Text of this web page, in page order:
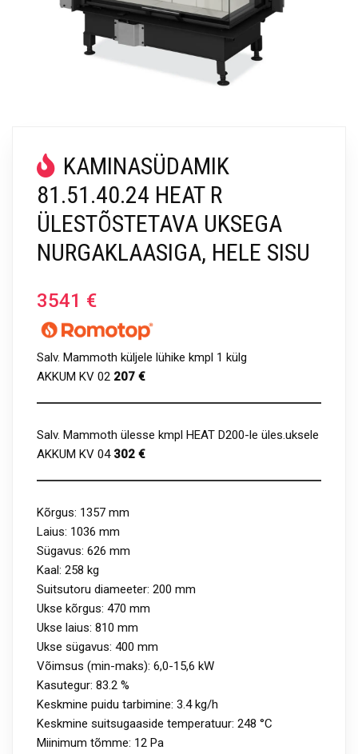
KAMINASÜDAMIK
81.51.40.24 HEAT R
ÜLESTÕSTETAVA UKSEGA
NURGAKLAASIGA, HELE SISU
3541 €
Salv. Mammoth küljele lühike kmpl 1 külg
AKKUM KV 02 207 €
Salv. Mammoth ülesse kmpl HEAT D200-le üles.uksele
AKKUM KV 04 302 €
Kõrgus: 1357 mm
Laius: 1036 mm
Sügavus: 626 mm
Kaal: 258 kg
Suitsutoru diameeter: 200 mm
Ukse kõrgus: 470 mm
Ukse laius: 810 mm
Ukse sügavus: 400 mm
Võimsus (min-maks): 6,0-15,6 kW
Kasutegur: 83.2 %
Keskmine puidu tarbimine: 3.4 kg/h
Keskmine suitsugaaside temperatuur: 248 °C
Miinimum tõmme: 12 Pa